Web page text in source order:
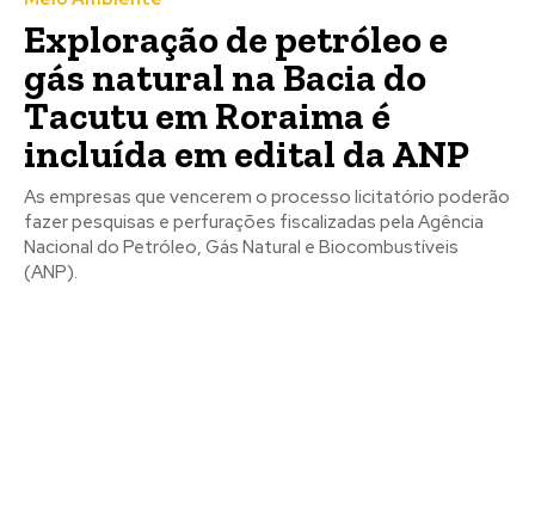
Exploração de petróleo e
gás natural na Bacia do
Tacutu em Roraima é
incluída em edital da ANP
As empresas que vencerem o processo licitatório poderão
fazer pesquisas e perfurações fiscalizadas pela Agência
Nacional do Petróleo, Gás Natural e Biocombustíveis
(ANP).